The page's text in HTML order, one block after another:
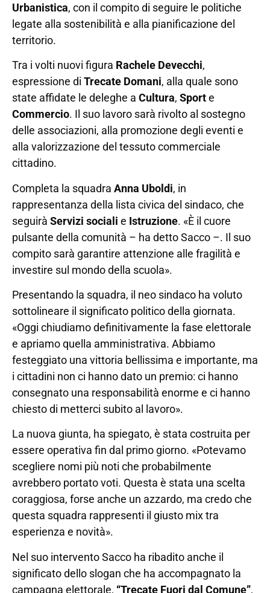
Urbanistica, con il compito di seguire le politiche
legate alla sostenibilità e alla pianificazione del
territorio.
Tra i volti nuovi figura Rachele Devecchi,
espressione di Trecate Domani, alla quale sono
state affidate le deleghe a Cultura, Sporte
Commercio. Il suo lavoro sarà rivolto al sostegno
delle associazioni, alla promozione degli eventi e
alla valorizzazione del tessuto commerciale
cittadino.
Completa la squadra Anna Uboldi, in
rappresentanza della lista civica del sindaco, che
seguirà Servizi sociali e Istruzione. «È il cuore
pulsante della comunità – ha detto Sacco –. Il suo
compito sarà garantire attenzione alle fragilità e
investire sul mondo della scuola».
Presentando la squadra, il neo sindaco ha voluto
sottolineare il significato politico della giornata.
«Oggi chiudiamo definitivamente la fase elettorale
e apriamo quella amministrativa. Abbiamo
festeggiato una vittoria bellissima e importante, ma
i cittadini non ci hanno dato un premio: ci hanno
consegnato una responsabilità enorme e ci hanno
chiesto di metterci subito al lavoro».
La nuova giunta, ha spiegato, è stata costruita per
essere operativa fin dal primo giorno. «Potevamo
scegliere nomi più noti che probabilmente
avrebbero portato voti. Questa è stata una scelta
coraggiosa, forse anche un azzardo, ma credo che
questa squadra rappresenti il giusto mix tra
esperienza e novità».
Nel suo intervento Sacco ha ribadito anche il
significato dello slogan che ha accompagnato la
campagna elettorale, “Trecate Fuori dal Comune”,